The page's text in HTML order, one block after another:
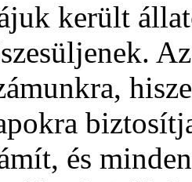
került
és